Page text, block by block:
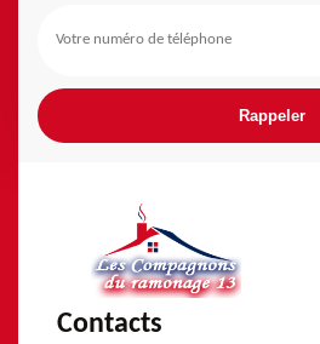
Contacts